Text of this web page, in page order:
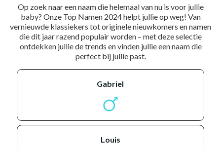
Op zoek naar een naam die helemaal van nu is voor jullie
baby? Onze Top Namen 2024 helpt jullie op weg! Van
vernieuwde klassiekers tot originele nieuwkomers en namen
die dit jaar razend populair worden – met deze selectie
ontdekken jullie de trends en vinden jullie een naam die
perfect bij jullie past.
gabriel
louis